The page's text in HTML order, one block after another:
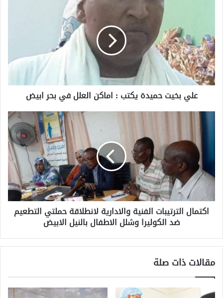
علي بخيت حميدة يكتب : اماكن العلل في بحر ابيض
اكتمال الترتيبات الفنية والادارية لانطلاقة حملتي التطعيم
ضد الكوليرا وشلل الاطفال بالنيل الابيض
مقالات ذات صلة